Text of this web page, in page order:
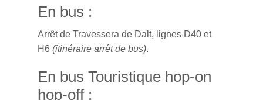
En bus :
Arrêt de Travessera de Dalt, lignes D40 et
H6 (itinéraire arrêt de bus).
En bus Touristique hop-on
hop-off :